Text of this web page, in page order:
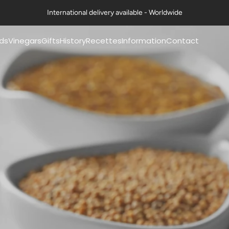
International delivery available - Worldwide
mustards
mustards
Gourmets®
100g
range
Vinegars
Pommery® classic
vinegars 50cl
Petits Gourmets®
Vinegars 50cl
Professional range
Gifts
Coffrets Moutardes
Art de la table & Livres
History
The history of vinegar
Recettes
Nos fiches recettes
Information
FAQs
Guides & Conseils
Contact